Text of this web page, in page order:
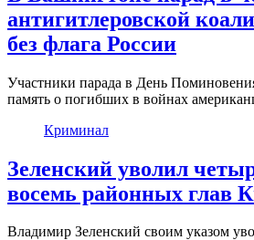
антигитлеровской
без флага России
Участники парада в День
память о погибших в войнах
Криминал
Зеленский уволил
восемь районных глав
Владимир Зеленский своим указом